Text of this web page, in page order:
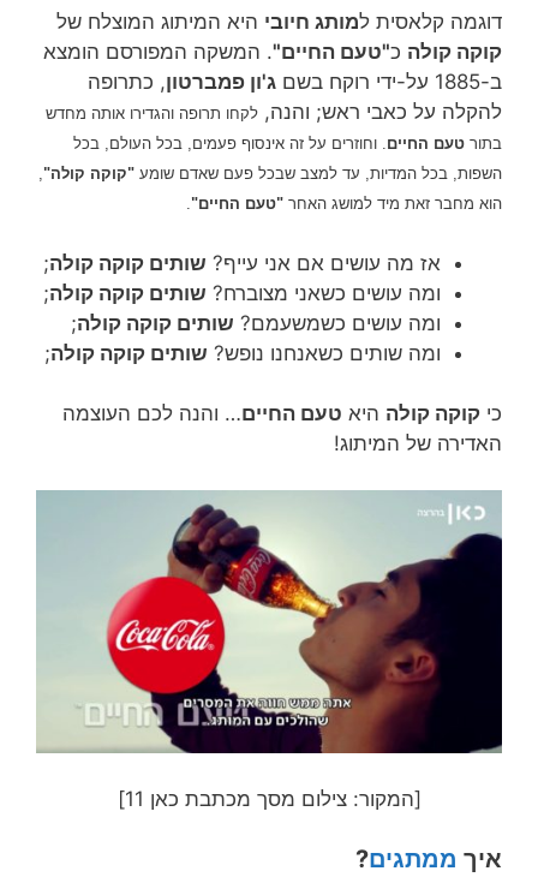
דוגמה קלאסית למותג חיובי היא המיתוג המוצלח של
קוקה קולה כ"טעם החיים". המשקה המפורסם הומצא
ב-1885 על-ידי רוקח בשם
ג'ון פמברטון, כתרופה
להקלה על כאבי ראש; והנה, לקחו תרופה והגדירו אותה מחדש
בתור טעם החיים. וחוזרים על זה אינסוף פעמים, בכל העולם, בכל
השפות, בכל המדיות, עד למצב שבכל פעם שאדם שומע "קוקה קולה",
הוא מחבר זאת מיד למושג האחר "טעם החיים".
אז מה עושים אם אני עייף? שותים קוקה קולה;
ומה עושים כשאני מצוברח? שותים קוקה קולה;
ומה עושים כשמשעמם? שותים קוקה קולה;
ומה שותים כשאנחנו נופש? שותים קוקה קולה;
כי קוקה קולה היא טעם החיים… והנה לכם העוצמה
האדירה של המיתוג!
[המקור: צילום מסך מכתבת כאן 11]
איך ממתגים?